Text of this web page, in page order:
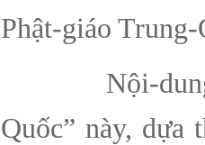
Phật-giáo Trung-
Nội-dung
Quốc” này,